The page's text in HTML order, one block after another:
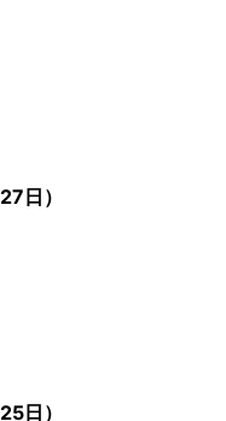
日）
日）